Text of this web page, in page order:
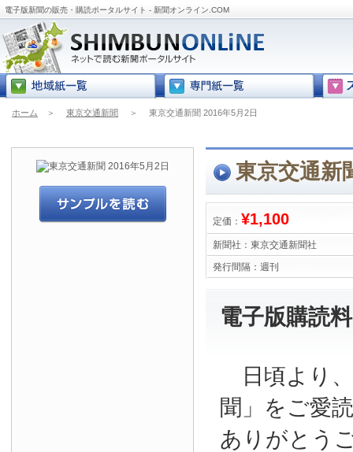
電子版新聞の販売・購読ポータルサイト - 新聞オンライン.COM
ホーム ＞ 東京交通新聞 ＞ 東京交通新聞 2016年5月2日
東京交通新
定価： ¥1,100
新聞社： 東京交通新聞社
発行間隔： 週刊
電子版購読
日頃より
聞」をご愛
ありがとう